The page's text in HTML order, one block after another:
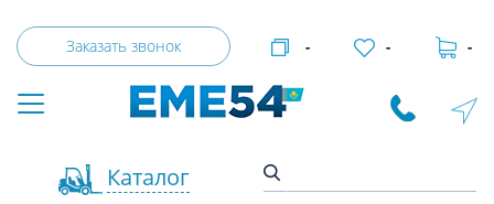
Заказать звонок
Каталог
- - -